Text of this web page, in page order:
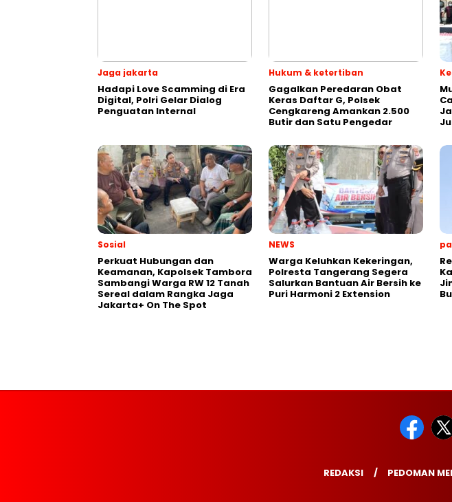
Jaga jakarta
Hadapi Love Scamming di Era
Digital, Polri Gelar Dialog
Penguatan Internal
Hukum & ketertiban
Gagalkan Peredaran Obat
Keras Daftar G, Polsek
Cengkareng Amankan 2.500
Butir dan Satu Pengedar
Sosial
Perkuat Hubungan dan
Keamanan, Kapolsek Tambora
Sambangi Warga RW 12 Tanah
Sereal dalam Rangka Jaga
Jakarta+ On The Spot
NEWS
Warga Keluhkan Kekeringan,
Polresta Tangerang Segera
Salurkan Bantuan Air Bersih ke
Puri Harmoni 2 Extension
REDAKSI PEDOMAN